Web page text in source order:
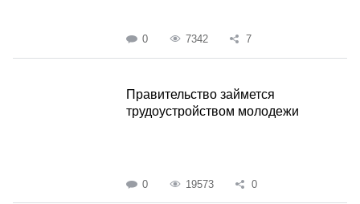
0 7342 7
Правительство займется
трудоустройством молодежи
0 19573 0